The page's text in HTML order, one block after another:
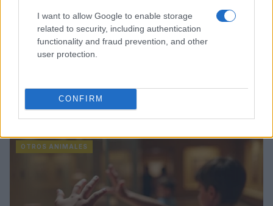
I want to allow Google to enable storage
related to security, including authentication
functionality and fraud prevention, and other
user protection.
CONFIRM
Sigue leyendo
OTROS ANIMALES